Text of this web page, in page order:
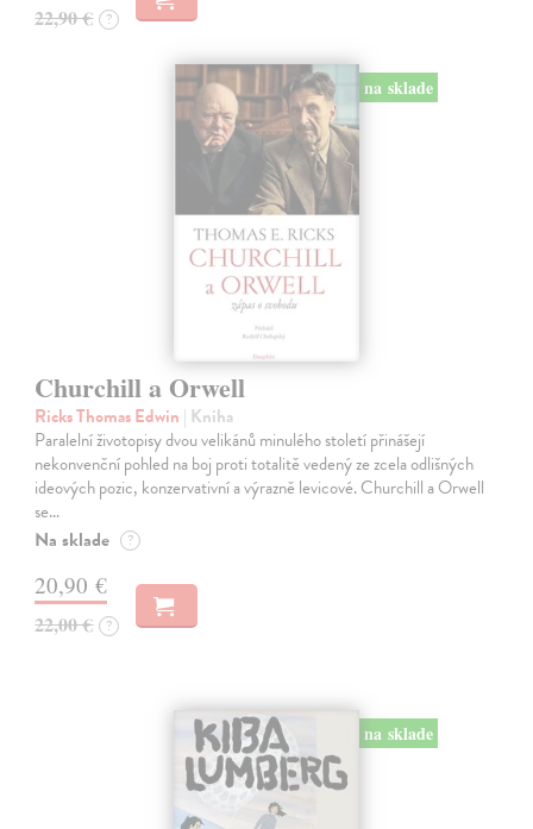
22,90 € ?
na sklade
Churchill a Orwell
Ricks Thomas Edwin | Kniha
Paralelní životopisy dvou velikánů minulého století přinášejí
nekonvenční pohled na boj proti totalitě vedený ze zcela odlišných
ideových pozic, konzervativní a výrazně levicové. Churchill a Orwell
se…
Na sklade ?
20,90 €
22,00 € ?
na sklade